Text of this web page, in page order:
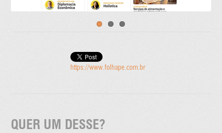
https://www.folhape.com.br
QUER UM DESSE?